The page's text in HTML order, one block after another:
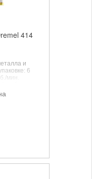
414
и
6
мин.